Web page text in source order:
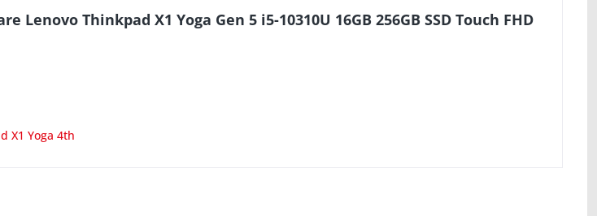
Lenovo Thinkpad X1 Yoga Gen 5 i5-10310U 16GB 256GB SSD Touch FHD
X1 Yoga 4th